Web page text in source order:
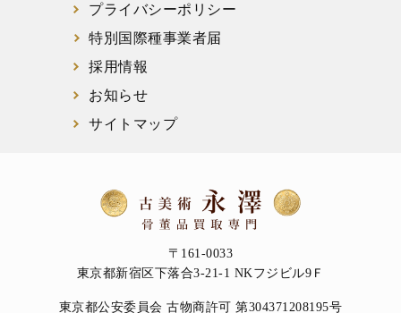
プライバシーポリシー
特別国際種事業者届
採用情報
お知らせ
サイトマップ
〒161-0033
東京都新宿区下落合3-21-1 NKフジビル9Ｆ
東京都公安委員会 古物商許可 第304371208195号